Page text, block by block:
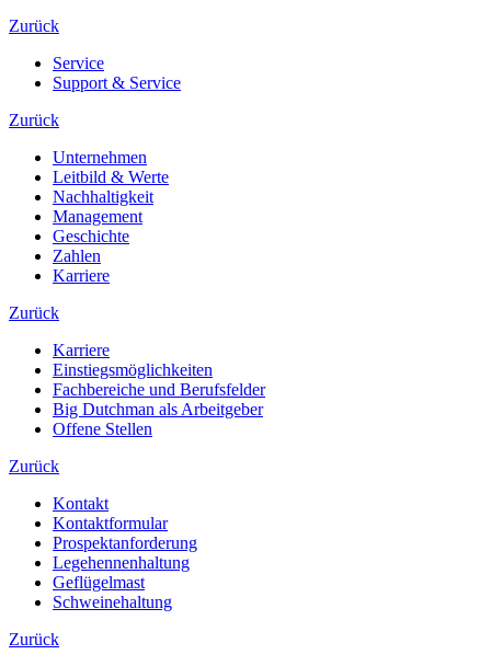
Zurück
Service
Support & Service
Zurück
Unternehmen
Leitbild & Werte
Nachhaltigkeit
Management
Geschichte
Zahlen
Karriere
Zurück
Karriere
Einstiegsmöglichkeiten
Fachbereiche und Berufsfelder
Big Dutchman als Arbeitgeber
Offene Stellen
Zurück
Kontakt
Kontaktformular
Prospektanforderung
Legehennenhaltung
Geflügelmast
Schweinehaltung
Zurück